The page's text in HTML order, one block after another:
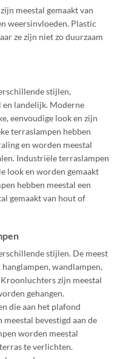
meestal gemaakt van
weersinvloeden. Plastic
ze zijn niet zo duurzaam
stijlen,
en landelijk. Moderne
eenvoudige look en zijn
terraslampen hebben
en worden meestal
Industriële terraslampen
look en worden gemaakt
hebben meestal een
gemaakt van hout of
stijlen. De meest
wandlampen,
zijn meestal
gehangen.
die aan het plafond
bevestigd aan de
worden meestal
te verlichten.